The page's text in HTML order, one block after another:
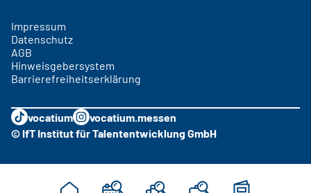
Impressum
Datenschutz
AGB
Hinweisgebersystem
Barrierefreiheitserklärung
vocatium
vocatium.messen
© IfT Institut für Talententwicklung GmbH